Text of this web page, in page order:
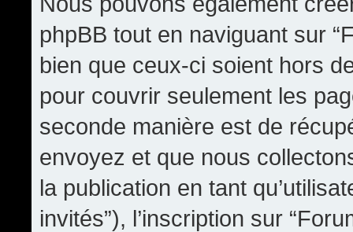
phpBB tout en naviguant sur
bien que ceux-ci soient hors
pour couvrir seulement les
seconde manière est de
envoyez et que nous
la publication en tant
invités”), l’inscription sur